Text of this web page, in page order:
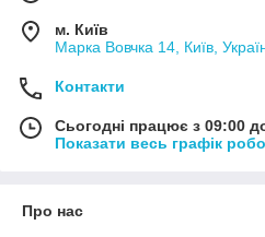
м. Київ
Марка Вовчка 14, Київ,
Контакти
Сьогодні працює з 09:00
Показати весь графік
Про нас